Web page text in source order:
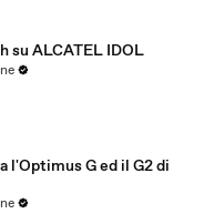
su ALCATEL IDOL
l'Optimus G ed il G2 di